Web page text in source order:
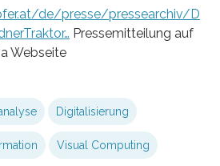
de/presse/pressearchiv/D
Pressemitteilung auf
Webseite
Digitalisierung
Visual Computing